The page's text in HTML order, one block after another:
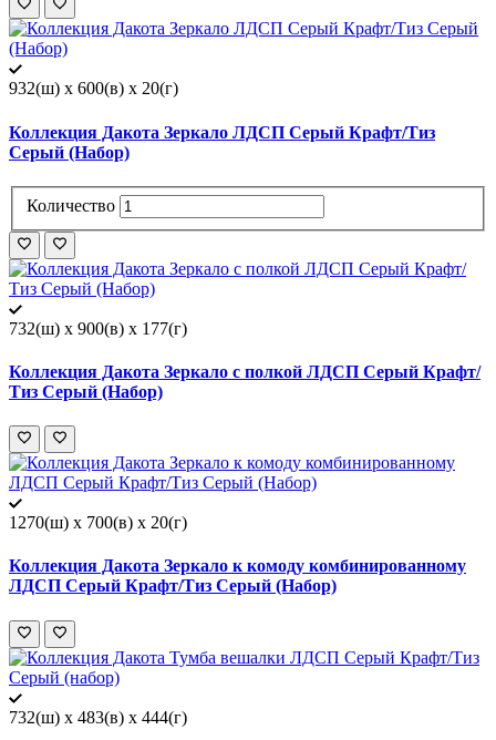
932(ш) x 600(в) x 20(г)
Коллекция Дакота Зеркало ЛДСП Серый Крафт/Тиз
Серый (Набор)
Количество
732(ш) x 900(в) x 177(г)
Коллекция Дакота Зеркало с полкой ЛДСП Серый Крафт/
Тиз Серый (Набор)
1270(ш) x 700(в) x 20(г)
Коллекция Дакота Зеркало к комоду комбинированному
ЛДСП Серый Крафт/Тиз Серый (Набор)
732(ш) x 483(в) x 444(г)